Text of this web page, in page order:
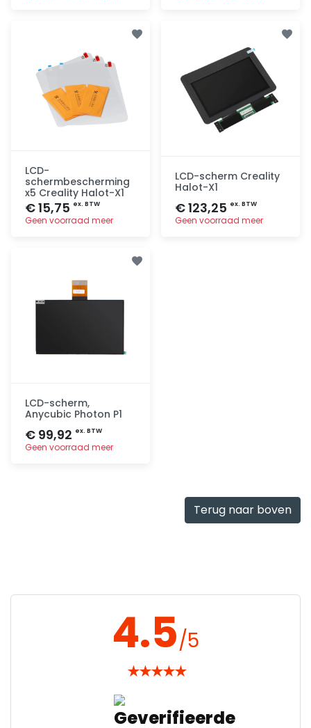
LCD-
schermbescherming
x5 Creality Halot-X1
€ 15,75 ex. BTW
Geen voorraad meer
LCD-scherm Creality
Halot-X1
€ 123,25 ex. BTW
Geen voorraad meer
LCD-scherm,
Anycubic Photon P1
€ 99,92 ex. BTW
Geen voorraad meer
Terug naar boven
4.5/5
★★★★★